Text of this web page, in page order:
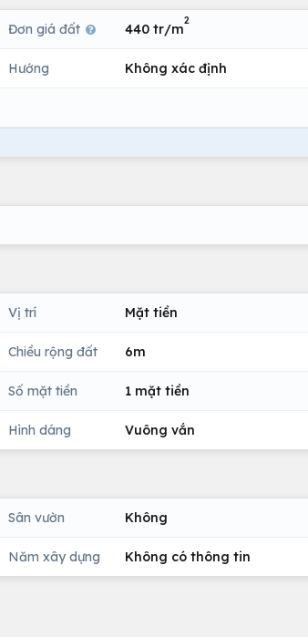
Đơn giá đất 440 tr/m
2
Hướng Không xác định
Vị trí Mặt tiền
Chiều rộng đất 6m
Số mặt tiền 1 mặt tiền
Hình dáng Vuông vắn
Sân vườn Không
Năm xây dựng Không có thông tin